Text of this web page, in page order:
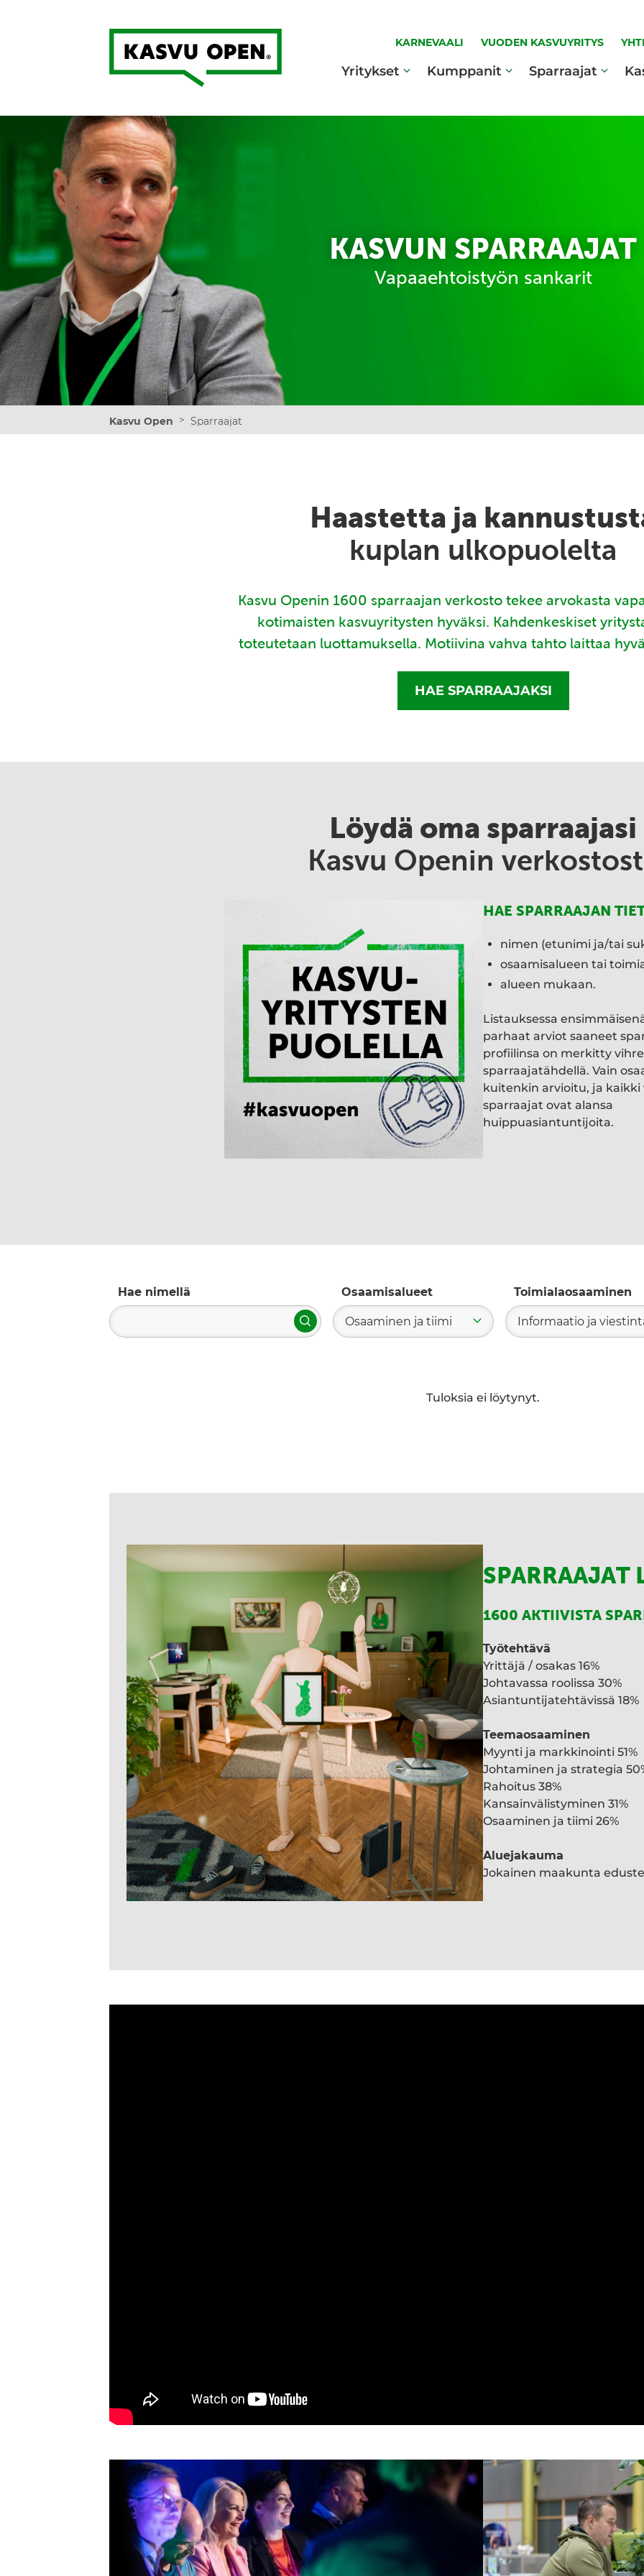
Kasvu Open
KARNEVAALI VUODEN KASVUYRITYS
Yritykset Kumppanit Sparraajat
KASVUN SPARRAAJAT
Vapaaehtoistyön sankarit
Kasvu Open > Sparraajat
Haastetta ja
kuplan ulkopuolelta
Kasvu Openin 1600 sparraajan verkosto tekee arvokasta
kotimaisten kasvuyritysten hyväksi. Kahdenkeskiset
toteutetaan luottamuksella. Motiivina vahva tahto laittaa
HAE SPARRAAJAKSI
Löydä oma sparraajasi
Kasvu Openin
HAE SPARRAAJAN
nimen (etunimi ja/tai
osaamisalueen tai
alueen mukaan.
Listauksessa
parhaat arviot saaneet
profiilinsa on merkitty
sparraajatähdellä. Vain
kuitenkin arvioitu, ja
sparraajat ovat alansa
huippuasiantuntijoita.
Hae nimellä
Hae
Osaamisalueet
Osaaminen ja tiimi
Toimialaosaaminen
Informaatio ja
Tuloksia ei löytynyt.
SPARRAAJAT
1600 AKTIIVISTA
Työtehtävä
Yrittäjä / osakas 16%
Johtavassa roolissa 30%
Asiantuntijatehtävissä 18%
Teemaosaaminen
Myynti ja markkinointi 51%
Johtaminen ja strategia
Rahoitus 38%
Kansainvälistyminen 31%
Osaaminen ja tiimi 26%
Aluejakauma
Jokainen maakunta